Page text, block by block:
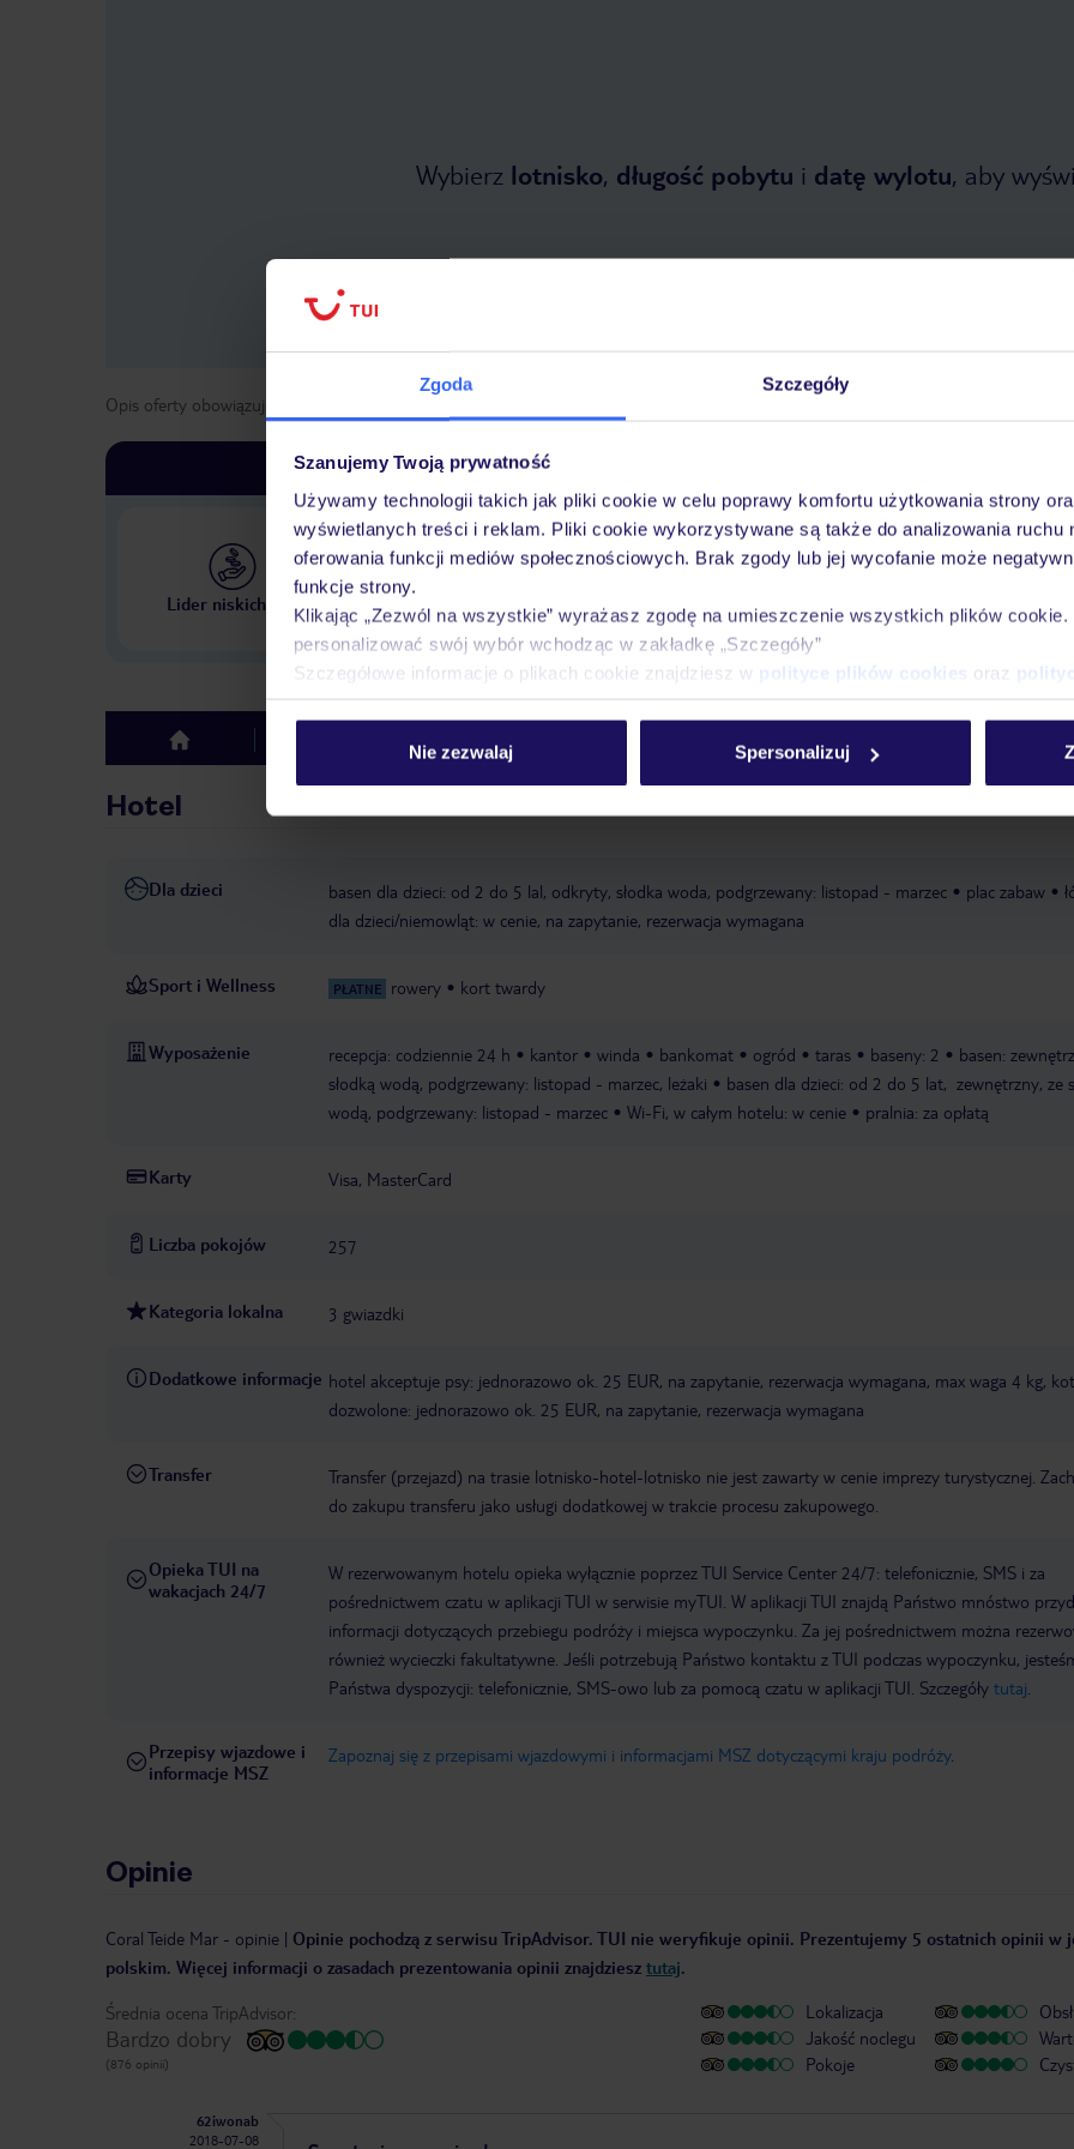
Zgoda Szczegóły
Szanujemy Twoją prywatność
Używamy technologii takich jak pliki cookie w celu poprawy komfortu użytkowania strony
wyświetlanych treści i reklam. Pliki cookie wykorzystywane są także do analizowania ruchu
oferowania funkcji mediów społecznościowych. Brak zgody lub jej wycofanie może
funkcje strony.
Klikając „Zezwól na wszystkie” wyrażasz zgodę na umieszczenie wszystkich plików
personalizować swój wybór wchodząc w zakładkę „Szczegóły”
Szczegółowe informacje o plikach cookie znajdziesz w polityce plików cookies oraz
Nie zezwalaj Spersonalizuj
Wybierz lotnisko, długość pobytu i datę wylotu, aby
Opis oferty obowiązuje dla wyjazdów w terminie
Lider niskich cen
Największe biuro podróży
w Polsce
30 lat w Polsce
wakacjach 24/7
top
Hotel
Dla dzieci basen dla dzieci: od 2 do 5 lal, odkryty, słodka woda, podgrzewany: listopad - marzec plac zabaw
dla dzieci/niemowląt: w cenie, na zapytanie, rezerwacja wymagana
Sport i Wellness PŁATNE rowery kort twardy
Wyposażenie recepcja: codziennie 24 h kantor winda bankomat ogród taras baseny: 2
basen:
słodką wodą, podgrzewany: listopad - marzec, leżaki
basen dla dzieci: od 2 do 5 lat, zewnętrzny, ze
wodą, podgrzewany: listopad - marzec
Wi-Fi, w całym hotelu: w cenie pralnia: za opłatą
Karty Visa, MasterCard
Liczba pokojów 257
Kategoria lokalna 3 gwiazdki
Dodatkowe informacje hotel akceptuje psy: jednorazowo ok. 25 EUR, na zapytanie, rezerwacja wymagana, max waga 4 kg,
dozwolone: jednorazowo ok. 25 EUR, na zapytanie, rezerwacja wymagana
Transfer
Transfer (przejazd) na trasie lotnisko-hotel-lotnisko nie jest zawarty w cenie imprezy turystycznej.
do zakupu transferu jako usługi dodatkowej w trakcie procesu zakupowego.
Opieka TUI na
wakacjach 24/7
W rezerwowanym hotelu opieka wyłącznie poprzez TUI Service Center 24/7: telefonicznie, SMS i za
pośrednictwem czatu w aplikacji TUI w serwisie myTUI. W aplikacji TUI znajdą Państwo mnóstwo
informacji dotyczących przebiegu podróży i miejsca wypoczynku. Za jej pośrednictwem można
również wycieczki fakultatywne. Jeśli potrzebują Państwo kontaktu z TUI podczas wypoczynku,
Państwa dyspozycji: telefonicznie, SMS-owo lub za pomocą czatu w aplikacji TUI. Szczegóły tutaj
Przepisy wjazdowe i
informacje MSZ
Zapoznaj się z przepisami wjazdowymi i informacjami MSZ dotyczącymi kraju podróży.
Opinie
Coral Teide Mar - opinie | Opinie pochodzą z serwisu TripAdvisor. TUI nie weryfikuje opinii. Prezentujemy 5 ostatnich opinii w
polskim. Więcej informacji o zasadach prezentowania opinii znajdziesz tutaj.
Średnia ocena TripAdvisor:
Bardzo dobry
(876 opinii)
Lokalizacja
Jakość noclegu
Pokoje
62iwonab
2018-07-08